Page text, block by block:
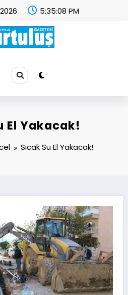
5:35:08 PM
El Yakacak!
Sıcak Su El Yakacak!